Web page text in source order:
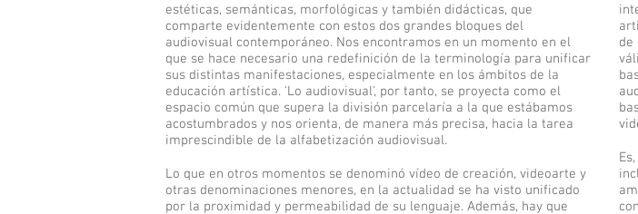
estéticas, semánticas, morfológicas y también didácticas, que
comparte evidentemente con estos dos grandes bloques del
audiovisual contemporáneo. Nos encontramos en un momento en el
que se hace necesario una redefinición de la terminología para unificar
sus distintas manifestaciones, especialmente en los ámbitos de la
educación artística. 'Lo audiovisual', por tanto, se proyecta como el
espacio común que supera la división parcelaría a la que estábamos
acostumbrados y nos orienta, de manera más precisa, hacia la tarea
imprescindible de la alfabetización audiovisual.
Lo que en otros momentos se denominó vídeo de creación, videoarte y
otras denominaciones menores, en la actualidad se ha visto unificado
por la proximidad y permeabilidad de su lenguaje. Además, hay que
de